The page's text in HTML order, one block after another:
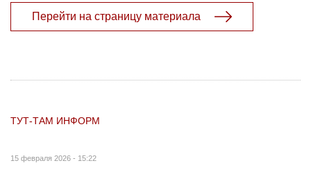
Перейти на страницу материала
ТУТ-ТАМ ИНФОРМ
15 февраля 2026 - 15:22